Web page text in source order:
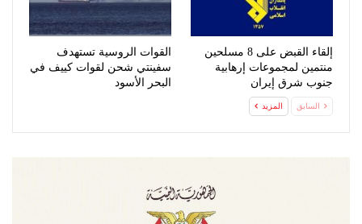
إلقاء القبض على 8 مسلحين
منتمين لمجموعات إرهابية
جنوب شرق إيران
القوات الروسية تستهدف
سفينتي شحن لقوات كييف في
البحر الأسود
السابق المزيد